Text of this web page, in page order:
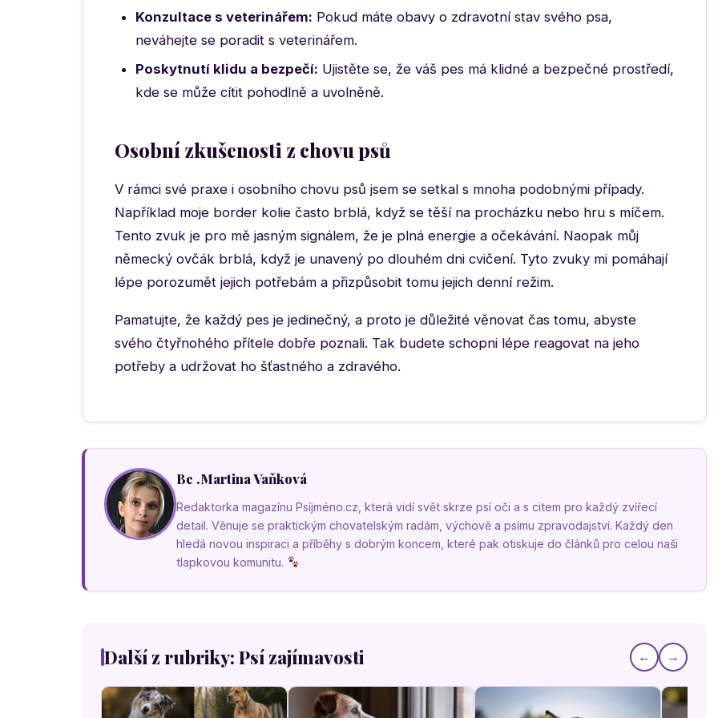
Konzultace s veterinářem: Pokud máte obavy o zdravotní stav svého psa,
neváhejte se poradit s veterinářem.
Poskytnutí klidu a bezpečí: Ujistěte se, že váš pes má klidné a bezpečné prostředí,
kde se může cítit pohodlně a uvolněně.
Osobní zkušenosti z chovu psů
V rámci své praxe i osobního chovu psů jsem se setkal s mnoha podobnými případy.
Například moje border kolie často brblá, když se těší na procházku nebo hru s míčem.
Tento zvuk je pro mě jasným signálem, že je plná energie a očekávání. Naopak můj
německý ovčák brblá, když je unavený po dlouhém dni cvičení. Tyto zvuky mi pomáhají
lépe porozumět jejich potřebám a přizpůsobit tomu jejich denní režim.
Pamatujte, že každý pes je jedinečný, a proto je důležité věnovat čas tomu, abyste
svého čtyřnohého přítele dobře poznali. Tak budete schopni lépe reagovat na jeho
potřeby a udržovat ho šťastného a zdravého.
Bc .Martina Vaňková
Redaktorka magazínu Psíjméno.cz, která vidí svět skrze psí oči a s citem pro každý zvířecí
detail. Věnuje se praktickým chovatelským radám, výchově a psímu zpravodajství. Každý den
hledá novou inspiraci a příběhy s dobrým koncem, které pak otiskuje do článků pro celou naši
tlapkovou komunitu.
Další z rubriky: Psí zajímavosti ← →